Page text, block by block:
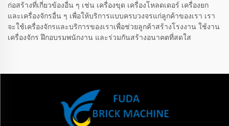
ก่อสร้างที่เกี่ยวข้องอื่น ๆ เช่น เครื่องขุด เครื่องโหลดเดอร์ เครื่องยก
และเครื่องจักรอื่น ๆ เพื่อให้บริการแบบครบวงจรแก่ลูกค้าของเรา เรา
จะใช้เครื่องจักรและบริการของเราเพื่อช่วยลูกค้าสร้างโรงงาน ใช้งาน
เครื่องจักร ฝึกอบรมพนักงาน และร่วมกันสร้างอนาคตที่สดใส